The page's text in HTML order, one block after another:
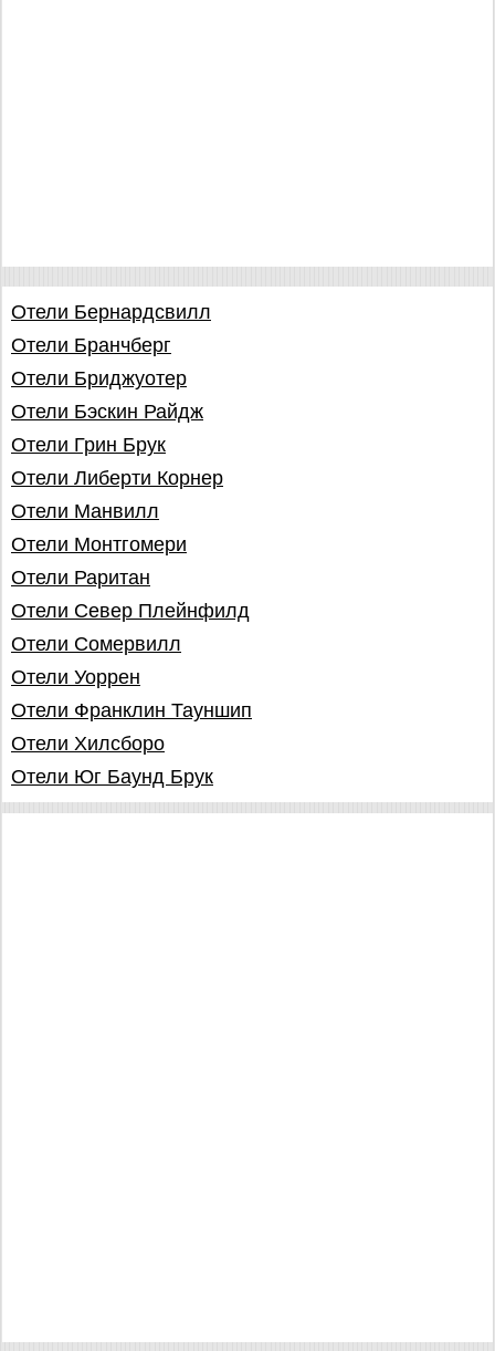
Отели Бернардсвилл
Отели Бранчберг
Отели Бриджуотер
Отели Бэскин Райдж
Отели Грин Брук
Отели Либерти Корнер
Отели Манвилл
Отели Монтгомери
Отели Раритан
Отели Север Плейнфилд
Отели Сомервилл
Отели Уоррен
Отели Франклин Тауншип
Отели Хилсборо
Отели Юг Баунд Брук